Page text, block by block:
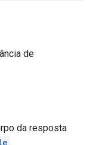
de
da resposta
.